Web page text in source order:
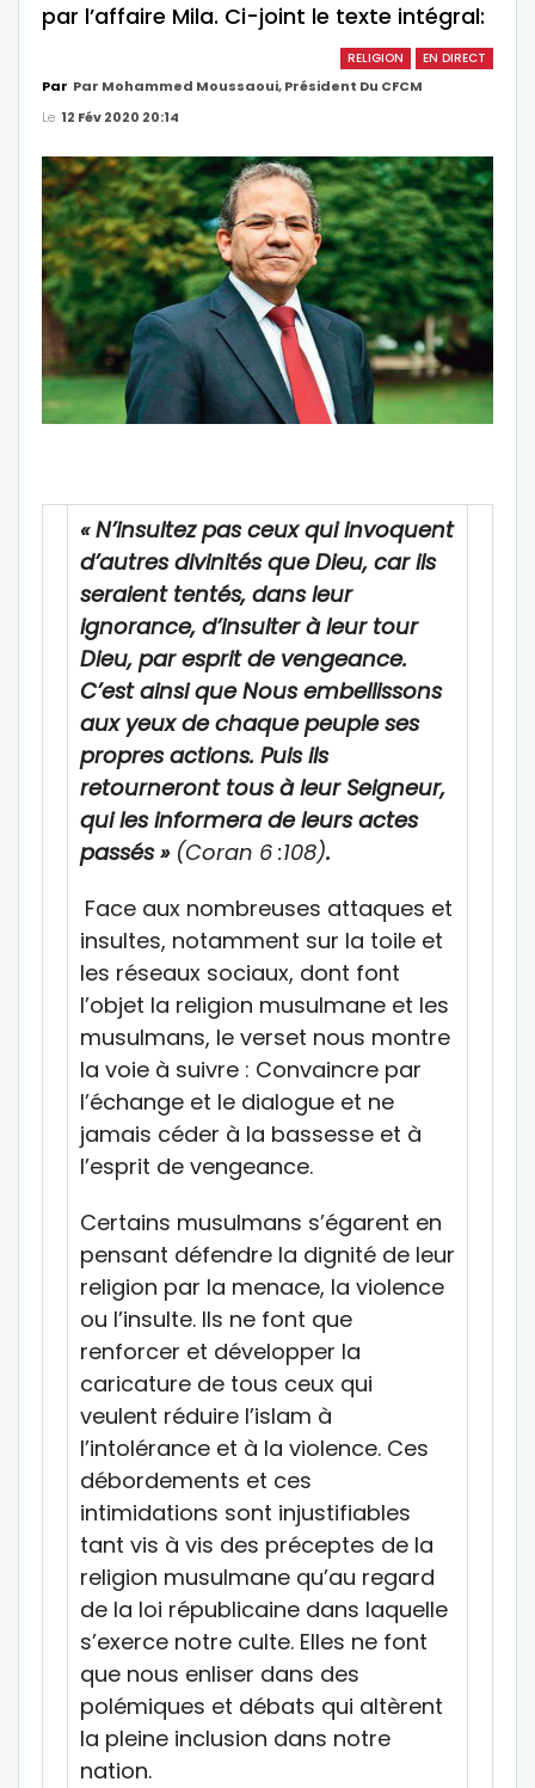
par l’affaire Mila. Ci-joint le texte intégral:
RELIGION EN DIRECT
Par Par Mohammed Moussaoui, Président Du CFCM
Le 12 Fév 2020 20:14
« N’insultez pas ceux qui invoquent
d’autres divinités que Dieu, car ils
seraient tentés, dans leur
ignorance, d’insulter à leur tour
Dieu, par esprit de vengeance.
C’est ainsi que Nous embellissons
aux yeux de chaque peuple ses
propres actions. Puis ils
retourneront tous à leur Seigneur,
qui les informera de leurs actes
passés » (Coran 6 :108).
Face aux nombreuses attaques et
insultes, notamment sur la toile et
les réseaux sociaux, dont font
l’objet la religion musulmane et les
musulmans, le verset nous montre
la voie à suivre : Convaincre par
l’échange et le dialogue et ne
jamais céder à la bassesse et à
l’esprit de vengeance.
Certains musulmans s’égarent en
pensant défendre la dignité de leur
religion par la menace, la violence
ou l’insulte. Ils ne font que
renforcer et développer la
caricature de tous ceux qui
veulent réduire l’islam à
l’intolérance et à la violence. Ces
débordements et ces
intimidations sont injustifiables
tant vis à vis des préceptes de la
religion musulmane qu’au regard
de la loi républicaine dans laquelle
s’exerce notre culte. Elles ne font
que nous enliser dans des
polémiques et débats qui altèrent
la pleine inclusion dans notre
nation.